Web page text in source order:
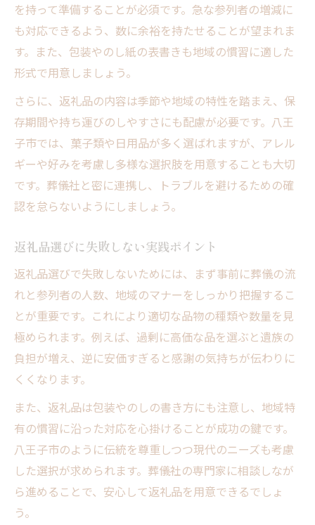
を持って準備することが必須です。急な参列者の増減に
も対応できるよう、数に余裕を持たせることが望まれま
す。また、包装やのし紙の表書きも地域の慣習に適した
形式で用意しましょう。
さらに、返礼品の内容は季節や地域の特性を踏まえ、保
存期間や持ち運びのしやすさにも配慮が必要です。八王
子市では、菓子類や日用品が多く選ばれますが、アレル
ギーや好みを考慮し多様な選択肢を用意することも大切
です。葬儀社と密に連携し、トラブルを避けるための確
認を怠らないようにしましょう。
返礼品選びに失敗しない実践ポイント
返礼品選びで失敗しないためには、まず事前に葬儀の流
れと参列者の人数、地域のマナーをしっかり把握するこ
とが重要です。これにより適切な品物の種類や数量を見
極められます。例えば、過剰に高価な品を選ぶと遺族の
負担が増え、逆に安価すぎると感謝の気持ちが伝わりに
くくなります。
また、返礼品は包装やのしの書き方にも注意し、地域特
有の慣習に沿った対応を心掛けることが成功の鍵です。
八王子市のように伝統を尊重しつつ現代のニーズも考慮
した選択が求められます。葬儀社の専門家に相談しなが
ら進めることで、安心して返礼品を用意できるでしょ
う。